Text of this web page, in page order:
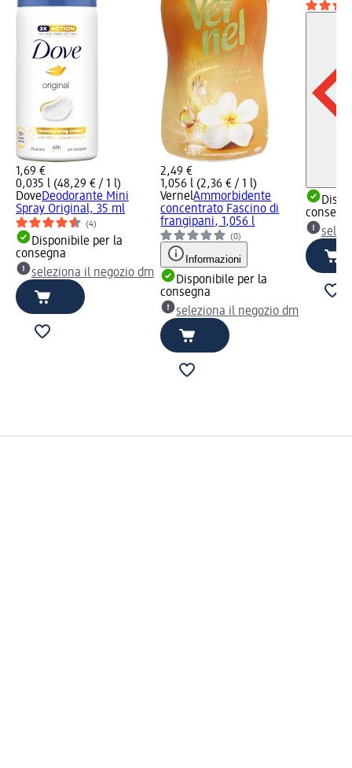
1,69 €
0,035 l (48,29 € / 1 l)
DoveDeodorante Mini
Spray Original, 35 ml
(4)
Disponibile per la
consegna
seleziona il negozio dm
2,49 €
1,056 l (2,36 € / 1 l)
VernelAmmorbidente
concentrato Fascino di
frangipani, 1,056 l
(0)
Informazioni
Disponibile per la
consegna
seleziona il negozio dm